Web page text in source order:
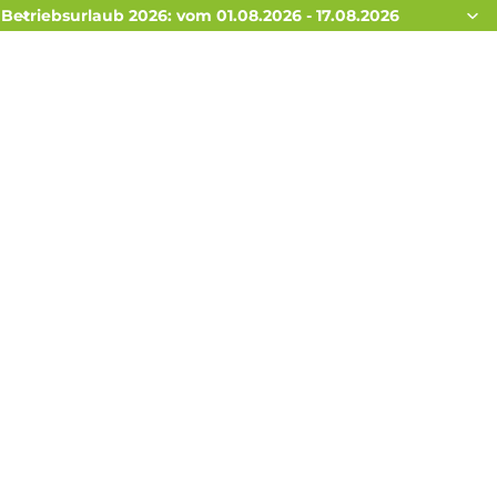
Betriebsurlaub 2026: vom 01.08.2026 - 17.08.2026